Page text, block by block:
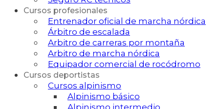
Cursos profesionales
Entrenador oficial de marcha nórdica
Árbitro de escalada
Arbitro de carreras por montaña
Arbitro de marcha nórdica
Equipador comercial de rocódromo
Cursos deportistas
Cursos alpinismo
Alpinismo básico
Alpinismo intermedio